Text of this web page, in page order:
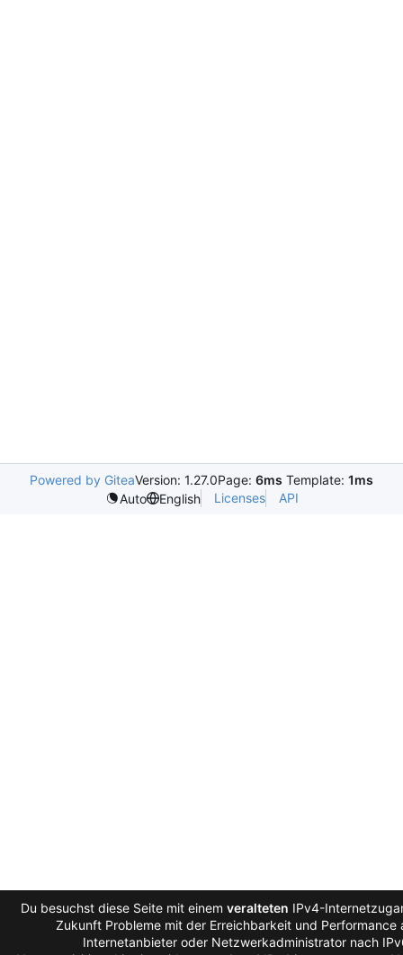
Powered by GiteaVersion: 1.27.0Page: 6ms Template: 1ms
Auto
English Licenses API
Du besuchst diese Seite mit einem veralteten IPv4-
Zukunft Probleme mit der Erreichbarkeit und Performance
Internetanbieter oder Netzwerkadministrator nach